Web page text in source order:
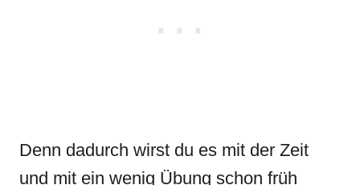
Denn dadurch wirst du es mit der Zeit
und mit ein wenig Übung schon früh